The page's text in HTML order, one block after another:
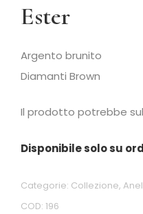
Ester
Argento brunito
Diamanti Brown
Il prodotto potrebbe
Disponibile solo su
COD: 196
Categorie: Collezione,